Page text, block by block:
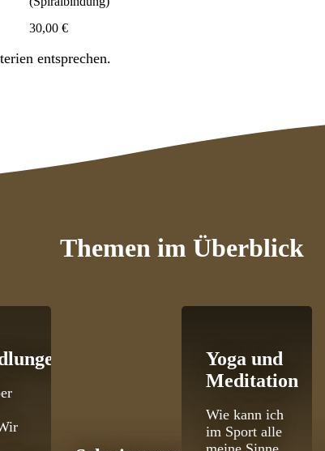
30,00 €
entsprechen.
Themen im Überblick
Yoga und
Meditation
Wie kann ich
im Sport alle